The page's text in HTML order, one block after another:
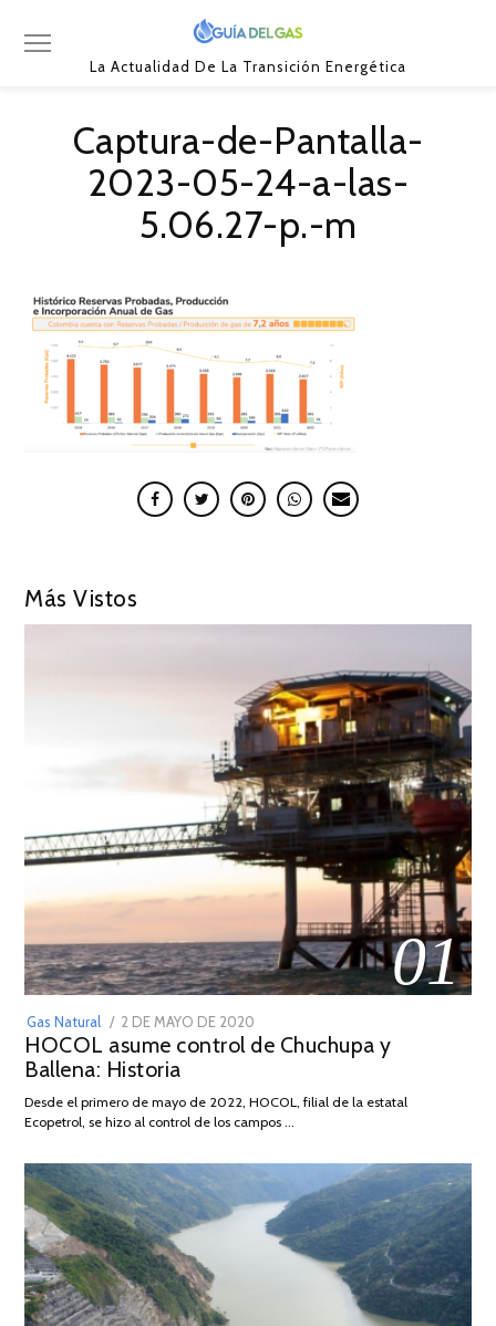
La Actualidad De La Transición Energética
Captura-de-Pantalla-
2023-05-24-a-las-
5.06.27-p.-m
Más Vistos
01
Gas Natural
POSTED
ON
2 DE MAYO DE 2020
DE
2026
HOCOL asume control de Chuchupa y
Ballena: Historia
Desde el primero de mayo de 2022, HOCOL, filial de la estatal
Ecopetrol, se hizo al control de los campos …